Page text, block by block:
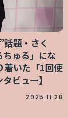
話題・さく
ゅる」にな
着いた「1回使
ビュー】
2025.11.28